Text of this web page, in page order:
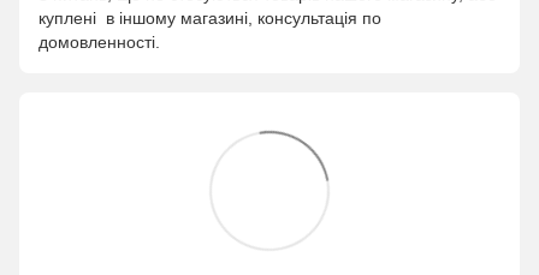
куплені в іншому магазині, консультація по
домовленності.